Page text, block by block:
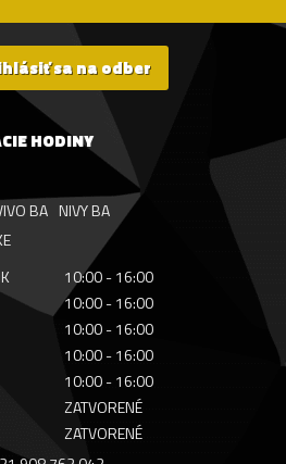
sa na odber
HODINY
BA NIVY BA
10:00 - 16:00
10:00 - 16:00
10:00 - 16:00
10:00 - 16:00
10:00 - 16:00
ZATVORENÉ
ZATVORENÉ